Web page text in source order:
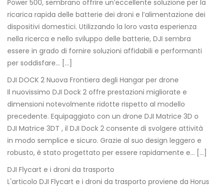
Power 500, sembrano offrire un’eccellente soluzione per la
ricarica rapida delle batterie dei droni e l’alimentazione dei
dispositivi domestici. Utilizzando la loro vasta esperienza
nella ricerca e nello sviluppo delle batterie, DJI sembra
essere in grado di fornire soluzioni affidabili e performanti
per soddisfare… […]
DJI DOCK 2 Nuova Frontiera degli Hangar per drone
Il nuovissimo DJI Dock 2 offre prestazioni migliorate e
dimensioni notevolmente ridotte rispetto al modello
precedente. Equipaggiato con un drone DJI Matrice 3D o
DJI Matrice 3DT , il DJI Dock 2 consente di svolgere attività
in modo semplice e sicuro. Grazie al suo design leggero e
robusto, è stato progettato per essere rapidamente e… […]
DJI Flycart e i droni da trasporto
L'articolo DJI Flycart e i droni da trasporto proviene da Horus